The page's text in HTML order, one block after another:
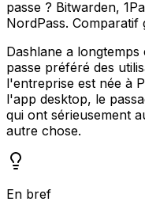
passe ? Bitwarden,
NordPass. Comparatif
Dashlane a
passe préféré des
l'entreprise est née à
l'app desktop, le
qui ont sérieusement
autre chose.
En bref